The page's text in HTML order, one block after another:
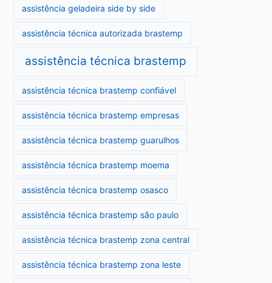
assistência geladeira side by side
assistência técnica autorizada brastemp
assistência técnica brastemp
assistência técnica brastemp confiável
assistência técnica brastemp empresas
assistência técnica brastemp guarulhos
assistência técnica brastemp moema
assistência técnica brastemp osasco
assistência técnica brastemp são paulo
assistência técnica brastemp zona central
assistência técnica brastemp zona leste